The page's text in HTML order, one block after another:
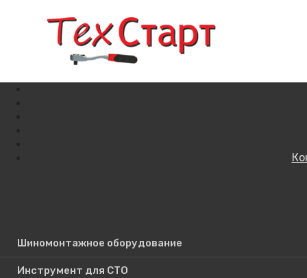
Шиномонтажное оборудование
Инструмент для СТО
Поиск по сайту